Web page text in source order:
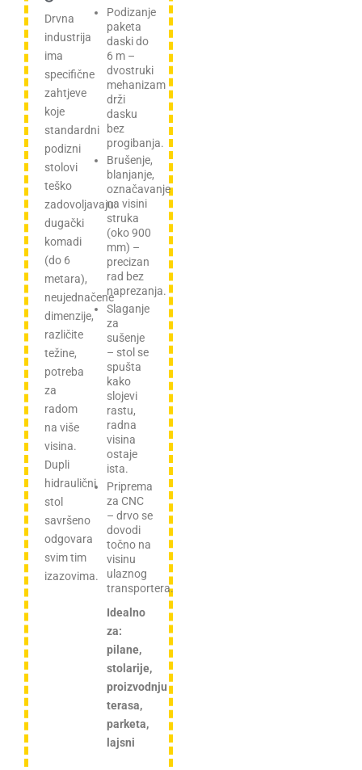
Drvna
industrija
ima
specifične
zahtjeve
koje
standardni
podizni
stolovi
teško
zadovoljavaju:
dugački
komadi
(do 6
metara),
neujednačene
dimenzije,
različite
težine,
potreba
za
radom
na više
visina.
Dupli
hidraulični
stol
savršeno
odgovara
svim tim
izazovima.
Podizanje
paketa
daski do
6 m –
dvostruki
mehanizam
drži
dasku
bez
progibanja.
Brušenje,
blanjanje,
označavanje
na visini
struka
(oko 900
mm) –
precizan
rad bez
naprezanja.
Slaganje
za
sušenje
– stol se
spušta
kako
slojevi
rastu,
radna
visina
ostaje
ista.
Priprema
za CNC
– drvo se
dovodi
točno na
visinu
ulaznog
transportera.
Idealno
za:
pilane,
stolarije,
proizvodnju
terasa,
parketa,
lajsni